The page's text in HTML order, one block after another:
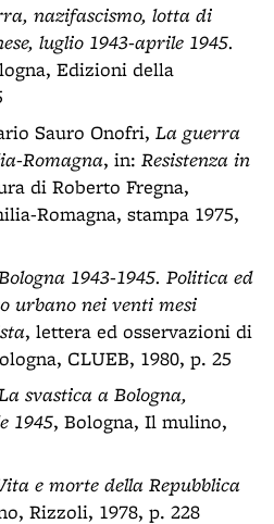
nazifascismo, lotta di
luglio 1943-aprile 1945.
Edizioni della
Sauro Onofri, La guerra
Romagna, in: Resistenza in
di Roberto Fregna,
Romagna, stampa 1975,
1943-1945. Politica ed
urbano nei venti mesi
, lettera ed osservazioni di
CLUEB, 1980, p. 25
svastica a Bologna,
1945, Bologna, Il mulino,
e morte della Repubblica
Rizzoli, 1978, p. 228